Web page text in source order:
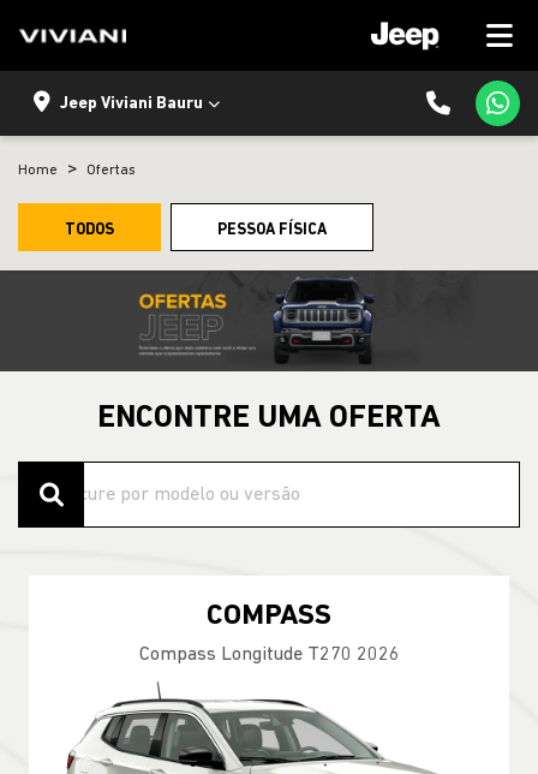
Jeep Viviani Bauru
Home Ofertas
TODOS PESSOA FÍSICA
ENCONTRE UMA OFERTA
COMPASS
Compass Longitude T270 2026